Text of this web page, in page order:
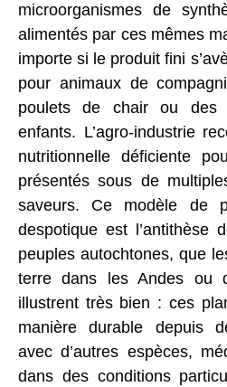
microorganismes de
alimentés par ces mêmes
importe si le produit fini
pour animaux de
poulets de chair ou des
enfants. L’agro-industrie
nutritionnelle déficiente
présentés sous de
saveurs. Ce modèle de
despotique est l’antithèse
peuples autochtones, que
terre dans les Andes ou
illustrent très bien : ces
manière durable depuis
avec d’autres espèces,
dans des conditions